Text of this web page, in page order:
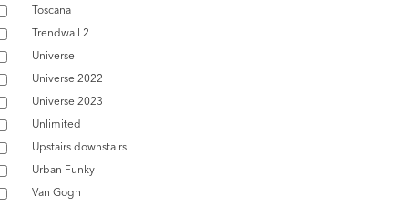
Toscana
Trendwall 2
Universe
Universe 2022
Universe 2023
Unlimited
Upstairs downstairs
Urban Funky
Van Gogh